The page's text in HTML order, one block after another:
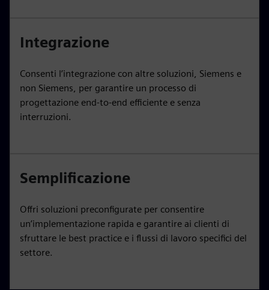
Integrazione
Consenti l’integrazione con altre soluzioni, Siemens e
non Siemens, per garantire un processo di
progettazione end-to-end efficiente e senza
interruzioni.
Semplificazione
Offri soluzioni preconfigurate per consentire
un’implementazione rapida e garantire ai clienti di
sfruttare le best practice e i flussi di lavoro specifici del
settore.